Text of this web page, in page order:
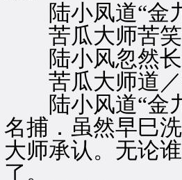
陆小凤道“金
苦瓜大师苦笑
陆小风忽然长
苦瓜大师道／
陆小风道“金九
名捕．虽然早巳
大师承认。无论
了。